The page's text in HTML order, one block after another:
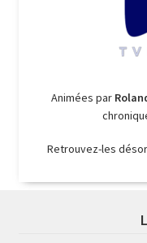
Animées par
Retrouvez-les